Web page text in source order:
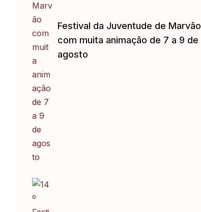
Festival da Juventude de Marvão
com muita animação de 7 a 9 de
agosto